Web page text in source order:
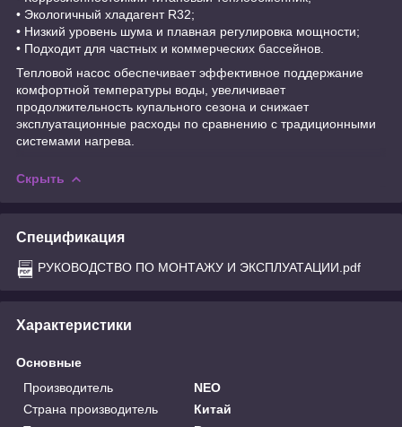
• Экологичный хладагент R32;
• Низкий уровень шума и плавная регулировка мощности;
• Подходит для частных и коммерческих бассейнов.
Тепловой насос обеспечивает эффективное поддержание
комфортной температуры воды, увеличивает
продолжительность купального сезона и снижает
эксплуатационные расходы по сравнению с традиционными
системами нагрева.
Скрыть
Спецификация
РУКОВОДСТВО ПО МОНТАЖУ И ЭКСПЛУАТАЦИИ.pdf
Характеристики
Основные
Производитель
NEO
Страна производитель
Китай